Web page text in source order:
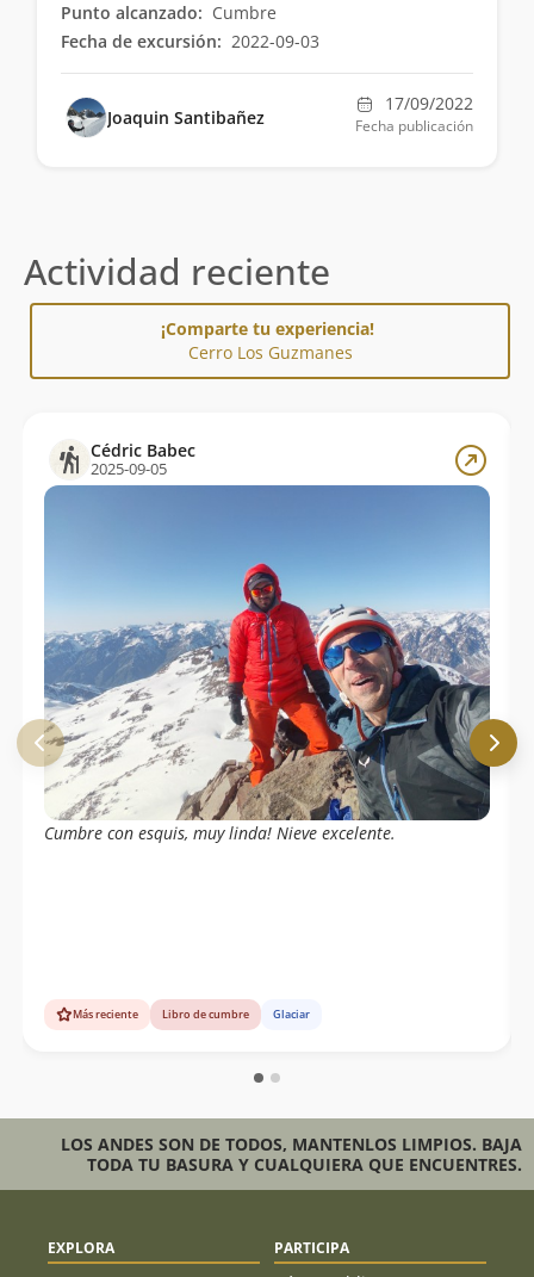
Punto alcanzado: Cumbre
Fecha de excursión: 2022-09-03
Joaquin Santibañez
17/09/2022
Fecha publicación
Actividad reciente
¡Comparte tu experiencia!
Cerro Los Guzmanes
Cédric Babec
2025-09-05
Cumbre con esquis, muy linda! Nieve excelente.
Más reciente Libro de cumbre Glaciar
LOS ANDES SON DE TODOS, MANTENLOS LIMPIOS. BAJA
TODA TU BASURA Y CUALQUIERA QUE ENCUENTRES.
EXPLORA PARTICIPA